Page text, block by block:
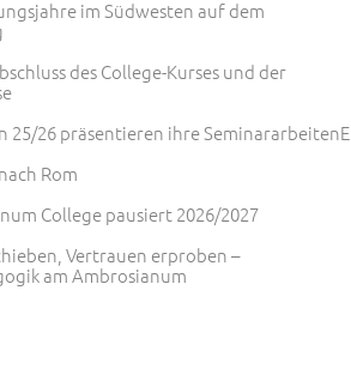
im Südwesten auf dem
des College-Kurses und der
25/26 präsentieren ihre SeminararbeitenE
Rom
College pausiert 2026/2027
Vertrauen erproben –
am Ambrosianum